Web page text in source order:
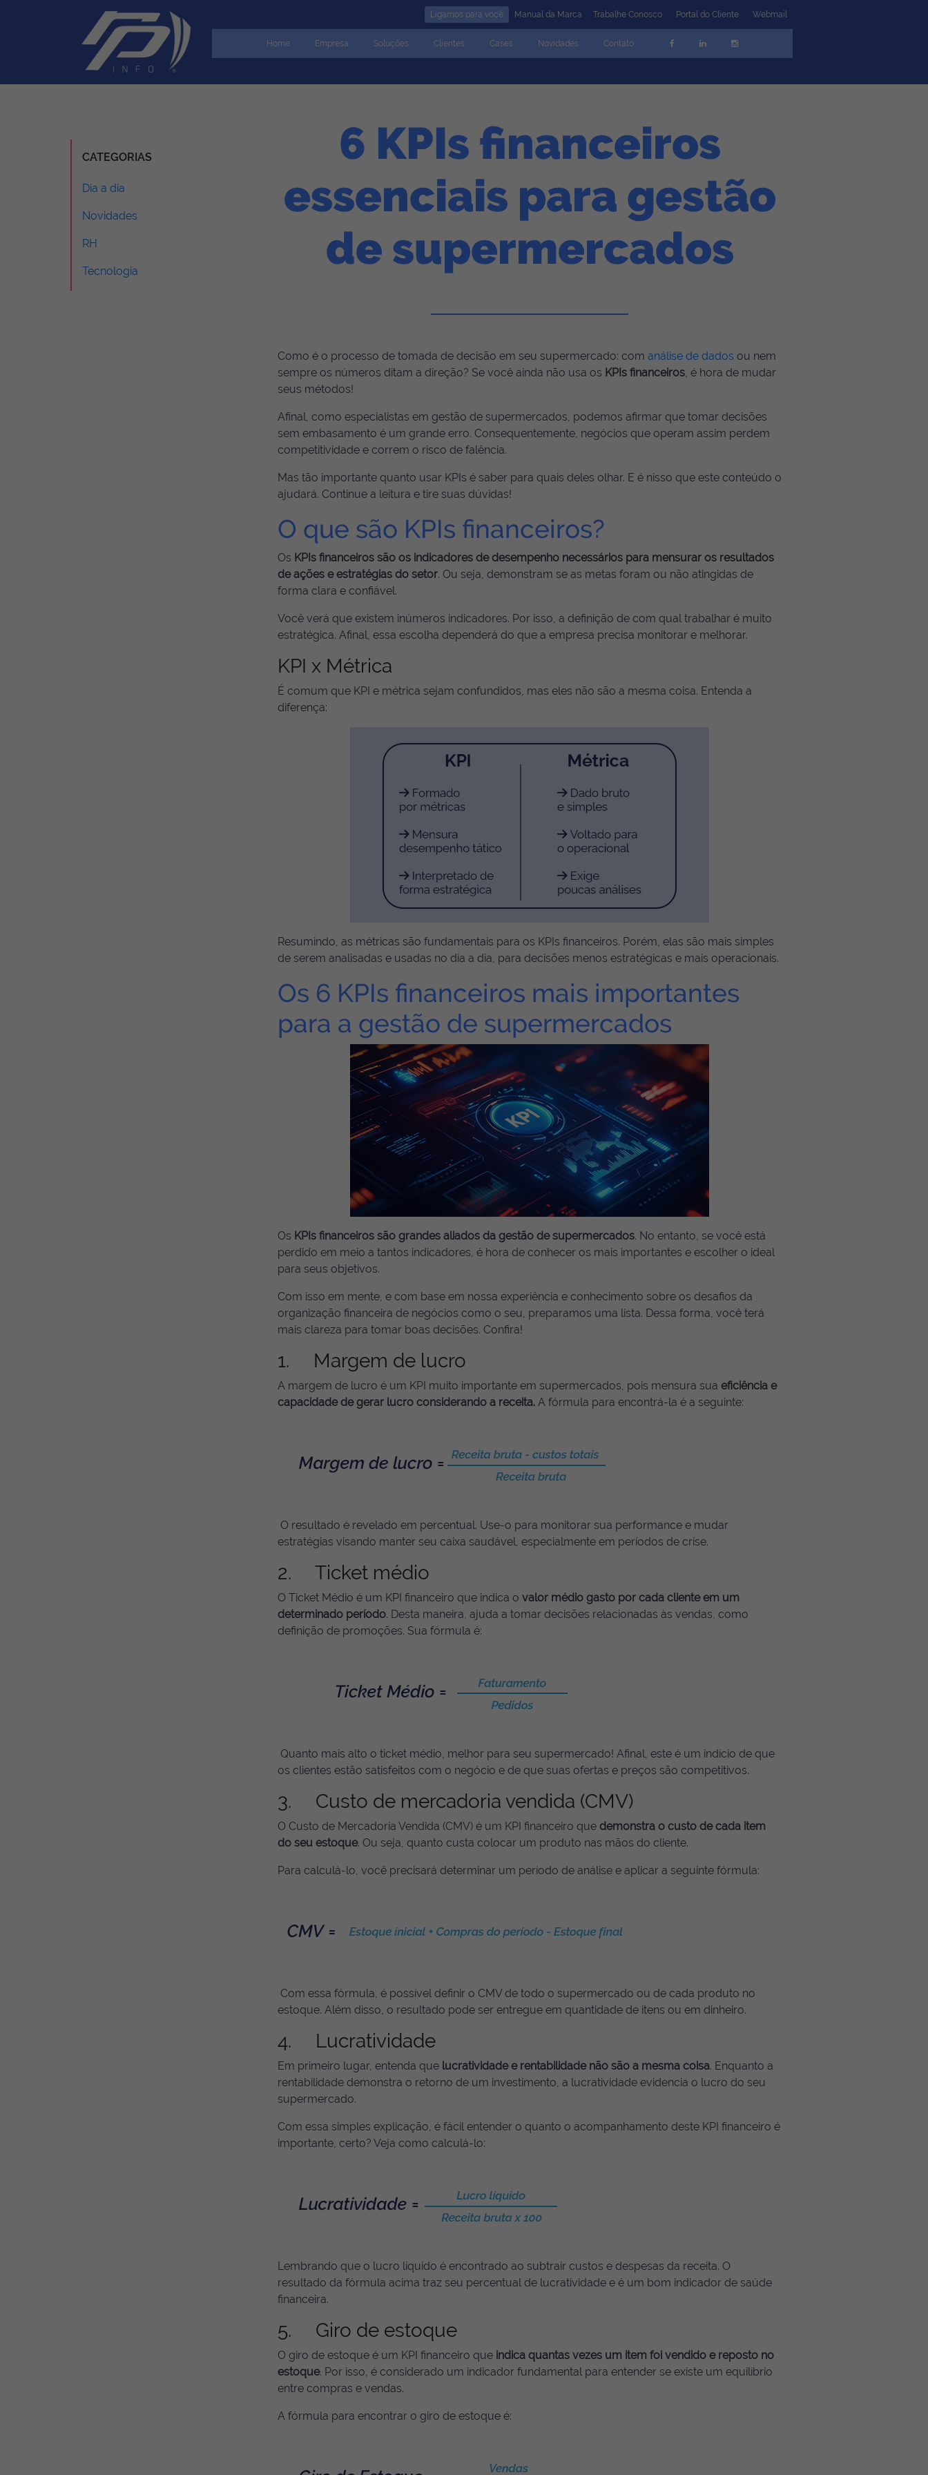
Ligamos para você Manual da Marca Trabalhe Conosco Portal do Cliente Webmail
Home Empresa Soluções Clientes Cases Novidades Contato
CATEGORIAS
Dia a dia
Novidades
RH
Tecnologia
6 KPIs financeiros
essenciais para gestão
de supermercados
Como é o processo de tomada de decisão em seu supermercado: com análise de dados ou nem
sempre os números ditam a direção? Se você ainda não usa os KPIs financeiros , é hora de mudar
seus métodos!
Afinal, como especialistas em gestão de supermercados, podemos afirmar que tomar decisões
sem embasamento é um grande erro. Consequentemente, negócios que operam assim perdem
competitividade e correm o risco de falência.
Mas tão importante quanto usar KPIs é saber para quais deles olhar. E é nisso que este conteúdo o
ajudará. Continue a leitura e tire suas dúvidas!
O que são KPIs financeiros?
Os KPIs financeiros são os indicadores de desempenho necessários para mensurar os resultados
de ações e estratégias do setor. Ou seja, demonstram se as metas foram ou não atingidas de
forma clara e confiável.
Você verá que existem inúmeros indicadores. Por isso, a definição de com qual trabalhar é muito
estratégica. Afinal, essa escolha dependerá do que a empresa precisa monitorar e melhorar.
KPI x Métrica
É comum que KPI e métrica sejam confundidos, mas eles não são a mesma coisa. Entenda a
diferença:
Resumindo, as métricas são fundamentais para os KPIs financeiros. Porém, elas são mais simples
de serem analisadas e usadas no dia a dia, para decisões menos estratégicas e mais operacionais.
Os 6 KPIs financeiros mais importantes
para a gestão de supermercados
Os KPIs financeiros são grandes aliados da gestão de supermercados. No entanto, se você está
perdido em meio a tantos indicadores, é hora de conhecer os mais importantes e escolher o ideal
para seus objetivos.
Com isso em mente, e com base em nossa experiência e conhecimento sobre os desafios da
organização financeira de negócios como o seu, preparamos uma lista. Dessa forma, você terá
mais clareza para tomar boas decisões. Confira!
1. Margem de lucro
A margem de lucro é um KPI muito importante em supermercados, pois mensura sua eficiência e
capacidade de gerar lucro considerando a receita. A fórmula para encontrá-la é a seguinte:
O resultado é revelado em percentual. Use-o para monitorar sua performance e mudar
estratégias visando manter seu caixa saudável, especialmente em períodos de crise.
2. Ticket médio
O Ticket Médio é um KPI financeiro que indica o valor médio gasto por cada cliente em um
determinado período. Desta maneira, ajuda a tomar decisões relacionadas às vendas, como
definição de promoções. Sua fórmula é:
Quanto mais alto o ticket médio, melhor para seu supermercado! Afinal, este é um indício de que
os clientes estão satisfeitos com o negócio e de que suas ofertas e preços são competitivos.
3. Custo de mercadoria vendida (CMV)
O Custo de Mercadoria Vendida (CMV) é um KPI financeiro que demonstra o custo de cada item
do seu estoque. Ou seja, quanto custa colocar um produto nas mãos do cliente.
Para calculá-lo, você precisará determinar um período de análise e aplicar a seguinte fórmula:
Com essa fórmula, é possível definir o CMV de todo o supermercado ou de cada produto no
estoque. Além disso, o resultado pode ser entregue em quantidade de itens ou em dinheiro.
4. Lucratividade
Em primeiro lugar, entenda que lucratividade e rentabilidade não são a mesma coisa. Enquanto a
rentabilidade demonstra o retorno de um investimento, a lucratividade evidencia o lucro do seu
supermercado.
Com essa simples explicação, é fácil entender o quanto o acompanhamento deste KPI financeiro é
importante, certo? Veja como calculá-lo:
Lembrando que o lucro líquido é encontrado ao subtrair custos e despesas da receita. O
resultado da fórmula acima traz seu percentual de lucratividade e é um bom indicador de saúde
financeira.
5. Giro de estoque
O giro de estoque é um KPI financeiro que indica quantas vezes um item foi vendido e reposto no
estoque. Por isso, é considerado um indicador fundamental para entender se existe um equilíbrio
entre compras e vendas.
A fórmula para encontrar o giro de estoque é: